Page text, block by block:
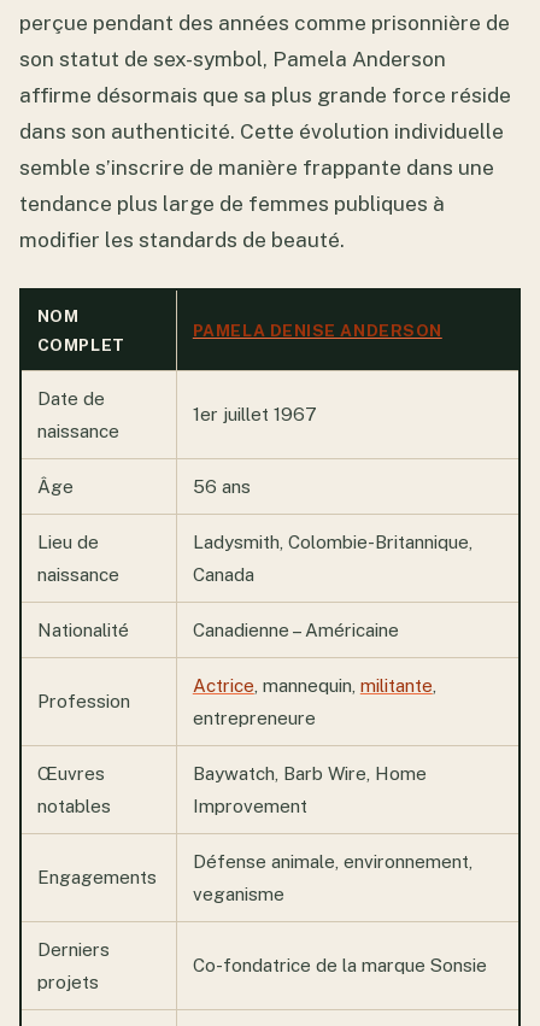
perçue pendant des années comme prisonnière de
son statut de sex-symbol, Pamela Anderson
affirme désormais que sa plus grande force réside
dans son authenticité. Cette évolution individuelle
semble s’inscrire de manière frappante dans une
tendance plus large de femmes publiques à
modifier les standards de beauté.
NOM
COMPLET
PAMELA DENISE ANDERSON
Date de
naissance
1er juillet 1967
Âge 56 ans
Lieu de
naissance
Ladysmith, Colombie-Britannique,
Canada
Nationalité Canadienne – Américaine
Profession
Actrice , mannequin, militante
entrepreneure
Œuvres
notables
Baywatch, Barb Wire, Home
Improvement
Engagements
Défense animale, environnement,
veganisme
Derniers
projets
Co-fondatrice de la marque Sonsie